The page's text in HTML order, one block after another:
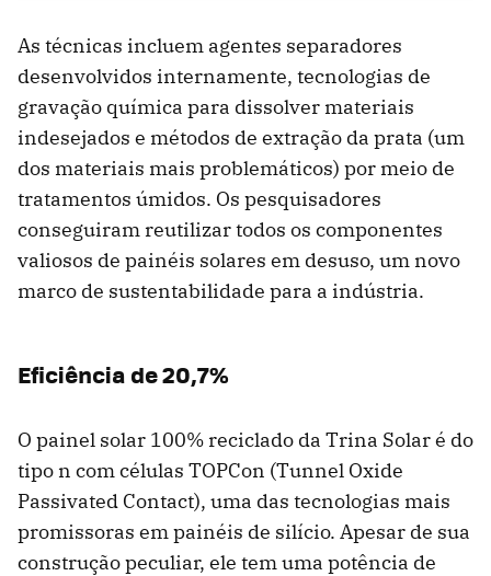
As técnicas incluem agentes separadores
desenvolvidos internamente, tecnologias de
gravação química para dissolver materiais
indesejados e métodos de extração da prata (um
dos materiais mais problemáticos) por meio de
tratamentos úmidos. Os pesquisadores
conseguiram reutilizar todos os componentes
valiosos de painéis solares em desuso, um novo
marco de sustentabilidade para a indústria.
Eficiência de 20,7%
O painel solar 100% reciclado da Trina Solar é do
tipo n com células TOPCon (Tunnel Oxide
Passivated Contact), uma das tecnologias mais
promissoras em painéis de silício. Apesar de sua
construção peculiar, ele tem uma potência de